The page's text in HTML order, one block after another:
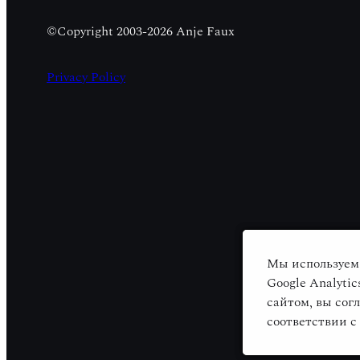
©Copyright 2003-2026 Anje Faux
Privacy Policy
Мы
Google
сайтом, вы
соответствии с
Мы
Google
сайтом, вы
соответствии с